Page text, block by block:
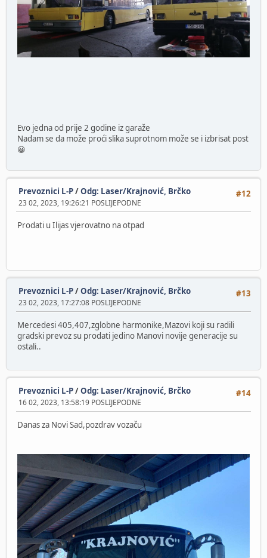
Evo jedna od prije 2 godine iz garaže
Nadam se da može proći slika suprotnom može se i izbrisat post
😀
#12
Prevoznici L-P/Odg: Laser/Krajnović, Brčko
23 02, 2023, 19:26:21 POSLIJEPODNE
Prodati u Ilijas vjerovatno na otpad
#13
Prevoznici L-P/Odg: Laser/Krajnović, Brčko
23 02, 2023, 17:27:08 POSLIJEPODNE
Mercedesi 405,407,zglobne harmonike,Mazovi koji su radili
gradski prevoz su prodati jedino Manovi novije generacije su
ostali..
#14
Prevoznici L-P/Odg: Laser/Krajnović, Brčko
16 02, 2023, 13:58:19 POSLIJEPODNE
Danas za Novi Sad,pozdrav vozaču